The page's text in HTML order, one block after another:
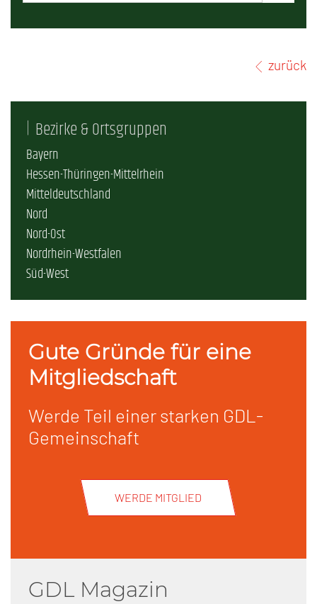
zurück
Bezirke & Ortsgruppen
Bayern
Hessen-Thüringen-Mittelrhein
Mitteldeutschland
Nord
Nord-Ost
Nordrhein-Westfalen
Süd-West
Gute Gründe für eine
Mitgliedschaft
Werde Teil einer starken GDL-
Gemeinschaft
WERDE MITGLIED
GDL Magazin